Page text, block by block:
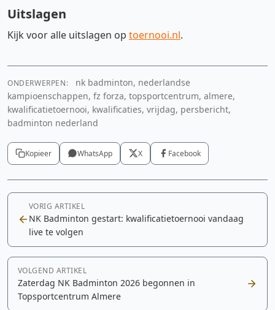
Uitslagen
Kijk voor alle uitslagen op toernooi.nl.
ONDERWERPEN:
nk badminton, nederlandse
kampioenschappen, fz forza, topsportcentrum, almere,
kwalificatietoernooi, kwalificaties, vrijdag, persbericht,
badminton nederland
Kopieer WhatsApp X Facebook
VORIG ARTIKEL
NK Badminton gestart: kwalificatietoernooi vandaag
live te volgen
VOLGEND ARTIKEL
Zaterdag NK Badminton 2026 begonnen in
Topsportcentrum Almere